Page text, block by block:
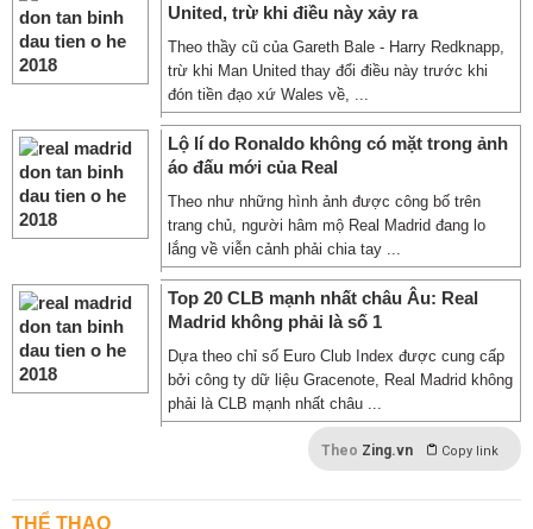
United, trừ khi điều này xảy ra
Theo thầy cũ của Gareth Bale - Harry Redknapp,
trừ khi Man United thay đổi điều này trước khi
đón tiền đạo xứ Wales về, ...
Lộ lí do Ronaldo không có mặt trong ảnh
áo đấu mới của Real
Theo như những hình ảnh được công bố trên
trang chủ, người hâm mộ Real Madrid đang lo
lắng về viễn cảnh phải chia tay ...
Top 20 CLB mạnh nhất châu Âu: Real
Madrid không phải là số 1
Dựa theo chỉ số Euro Club Index được cung cấp
bởi công ty dữ liệu Gracenote, Real Madrid không
phải là CLB mạnh nhất châu ...
Theo Zing.vn Copy link
THỂ THAO